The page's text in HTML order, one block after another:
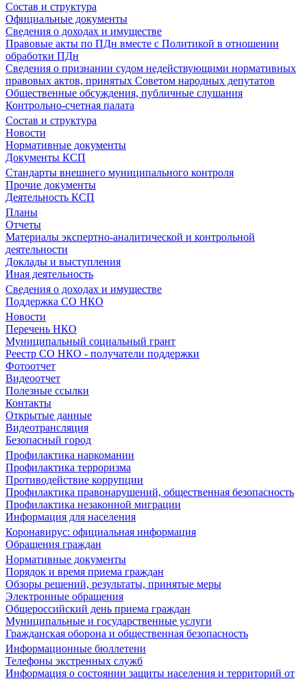
Состав и структура
Официальные документы
Сведения о доходах и имуществе
Правовые акты по ПДн вместе с Политикой в отношении
обработки ПДн
Сведения о признании судом недействующими нормативных
правовых актов, принятых Советом народных депутатов
Общественные обсуждения, публичные слушания
Контрольно-счетная палата
Состав и структура
Новости
Нормативные документы
Документы КСП
Стандарты внешнего муниципального контроля
Прочие документы
Деятельность КСП
Планы
Отчеты
Материалы экспертно-аналитической и контрольной
деятельности
Доклады и выступления
Иная деятельность
Сведения о доходах и имуществе
Поддержка СО НКО
Новости
Перечень НКО
Муниципальный социальный грант
Реестр СО НКО - получатели поддержки
Фотоотчет
Видеоотчет
Полезные ссылки
Контакты
Открытые данные
Видеотрансляция
Безопасный город
Профилактика наркомании
Профилактика терроризма
Противодействие коррупции
Профилактика правонарушений, общественная безопасность
Профилактика незаконной миграции
Информация для населения
Коронавирус: официальная информация
Обращения граждан
Нормативные документы
Порядок и время приема граждан
Обзоры решений, результаты, принятые меры
Электронные обращения
Общероссийский день приема граждан
Муниципальные и государственные услуги
Гражданская оборона и общественная безопасность
Информационные бюллетени
Телефоны экстренных служб
Информация о состоянии защиты населения и территорий от